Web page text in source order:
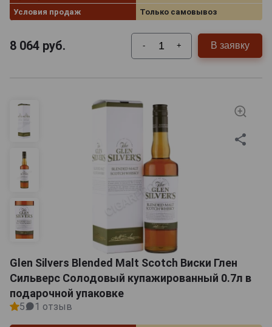
Условия продаж
Только самовывоз
8 064 руб. - + В заявку
Glen Silvers Blended Malt Scotch Виски Глен
Сильверс Солодовый купажированный 0.7л в
подарочной упаковке
5 1 отзыв